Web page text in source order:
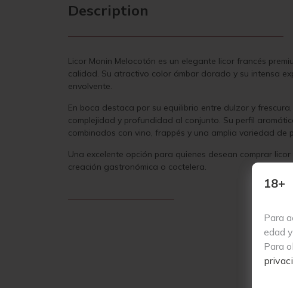
18+
Para
edad
Para
Description
Licor Monin Melocotón es un elegante licor francés
calidad. Su atractivo color ámbar dorado y su intensa
envolvente.
En boca destaca por su equilibrio entre dulzor y
complejidad y profundidad al conjunto. Su perfil
combinados con vino, frappés y una amplia variedad de
Una excelente opción para quienes desean comprar
creación gastronómica o coctelera.